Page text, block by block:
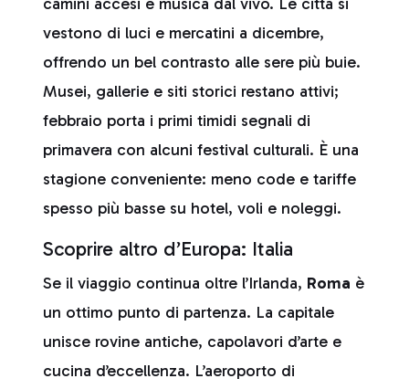
camini accesi e musica dal vivo. Le città si
vestono di luci e mercatini a dicembre,
offrendo un bel contrasto alle sere più buie.
Musei, gallerie e siti storici restano attivi;
febbraio porta i primi timidi segnali di
primavera con alcuni festival culturali. È una
stagione conveniente: meno code e tariffe
spesso più basse su hotel, voli e noleggi.
Scoprire altro d’Europa: Italia
Se il viaggio continua oltre l’Irlanda, Roma è
un ottimo punto di partenza. La capitale
unisce rovine antiche, capolavori d’arte e
cucina d’eccellenza. L’aeroporto di